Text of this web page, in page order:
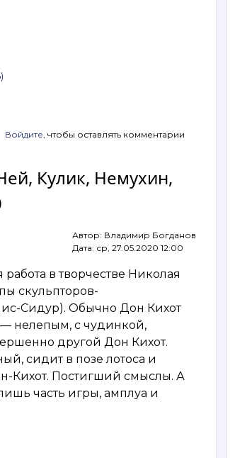
Войдите , чтобы оставлять комментарии
Кулик, Немухин,
Автор: Владимир Богданов
Дата: ср, 27.05.2020 12:00
в творчестве Николая
скульпторов-
Сидур). Обычно Дон Кихот
нелепым, с чудинкой,
другой Дон Кихот.
сидит в позе лотоса и
Кихот. Постигший смыслы. А
часть игры, амплуа и